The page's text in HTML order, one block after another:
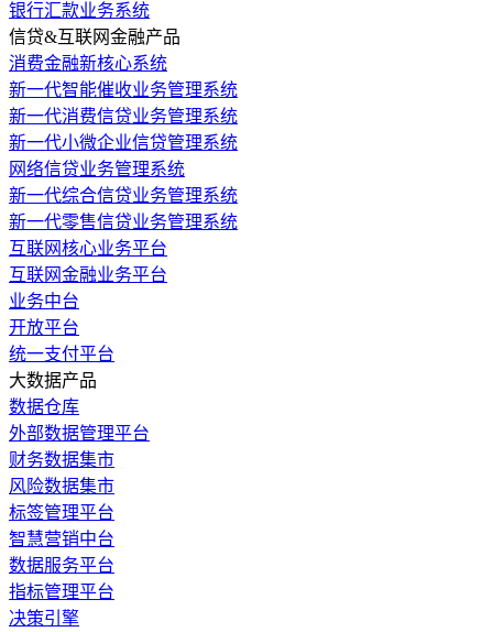
银行汇款业务系统
信贷&互联网金融产品
消费金融新核心系统
新一代智能催收业务管理系统
新一代消费信贷业务管理系统
新一代小微企业信贷管理系统
网络信贷业务管理系统
新一代综合信贷业务管理系统
新一代零售信贷业务管理系统
互联网核心业务平台
互联网金融业务平台
业务中台
开放平台
统一支付平台
大数据产品
数据仓库
外部数据管理平台
财务数据集市
风险数据集市
标签管理平台
智慧营销中台
数据服务平台
指标管理平台
决策引擎